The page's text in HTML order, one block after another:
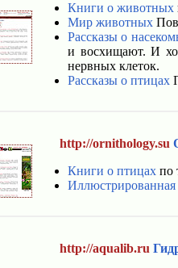
Книги о животных
Мир животных
Рассказы о
и восхищают. И
нервных клеток.
Рассказы о птицах
http://ornithology.su
Книги о птицах по
http://aqualib.ru